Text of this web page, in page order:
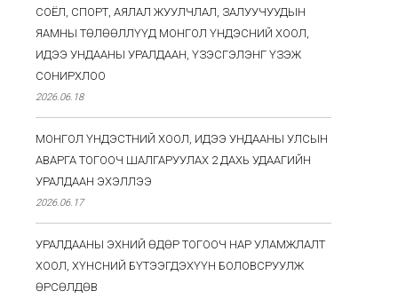
СОЁЛ, СПОРТ, АЯЛАЛ ЖУУЛЧЛАЛ, ЗАЛУУЧУУДЫН
ЯАМНЫ ТӨЛӨӨЛЛҮҮД МОНГОЛ ҮНДЭСНИЙ ХООЛ,
ИДЭЭ УНДААНЫ УРАЛДААН, ҮЗЭСГЭЛЭНГ ҮЗЭЖ
СОНИРХЛОО
2026.06.18
МОНГОЛ ҮНДЭСТНИЙ ХООЛ, ИДЭЭ УНДААНЫ УЛСЫН
АВАРГА ТОГООЧ ШАЛГАРУУЛАХ 2 ДАХЬ УДААГИЙН
УРАЛДААН ЭХЭЛЛЭЭ
2026.06.17
УРАЛДААНЫ ЭХНИЙ ӨДӨР ТОГООЧ НАР УЛАМЖЛАЛТ
ХООЛ, ХҮНСНИЙ БҮТЭЭГДЭХҮҮН БОЛОВСРУУЛЖ
ӨРСӨЛДӨВ